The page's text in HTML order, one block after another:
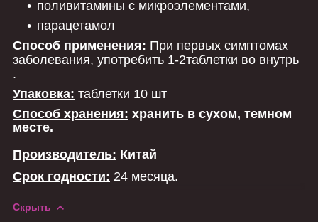
поливитамины с микроэлементами,
парацетамол
Способ применения: При первых симптомах
заболевания, употребить 1-2таблетки во внутрь
.
Упаковка: таблетки 10 шт
Способ хранения: хранить в сухом, темном
месте.
Производитель: Китай
Срок годности: 24 месяца.
Скрыть